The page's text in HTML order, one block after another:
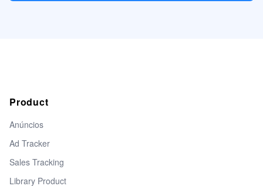
Product
Anúncios
Ad Tracker
Sales Tracking
Library Product